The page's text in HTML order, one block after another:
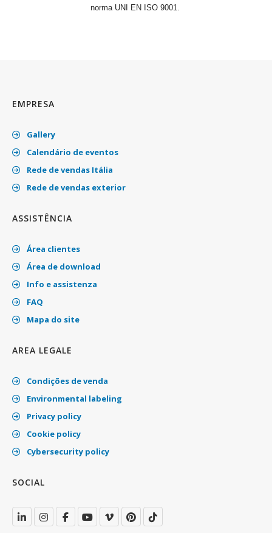
norma UNI EN ISO 9001.
EMPRESA
Gallery
Calendário de eventos
Rede de vendas Itália
Rede de vendas exterior
ASSISTÊNCIA
Área clientes
Área de download
Info e assistenza
FAQ
Mapa do site
AREA LEGALE
Condições de venda
Environmental labeling
Privacy policy
Cookie policy
Cybersecurity policy
SOCIAL